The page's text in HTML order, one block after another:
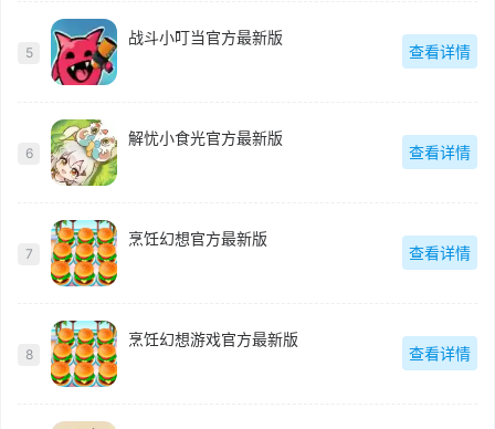
5
战斗小叮当官方最新版
查看详情
6
解忧小食光官方最新版
查看详情
7
烹饪幻想官方最新版
查看详情
8
烹饪幻想游戏官方最新版
查看详情